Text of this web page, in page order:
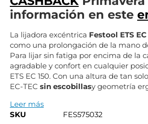
información en este
La lijadora excéntrica Festool ETS
como una prolongación de la mano
Para lijar sin fatiga por encima de la
agradable y confort en cualquier
ETS EC 150. Con una altura de tan
EC-TEC sin escobillasy geometría
Leer más
SKU
FES575032